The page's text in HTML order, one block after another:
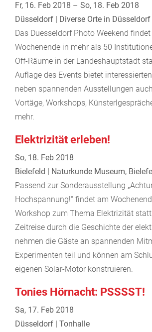
Fr, 16. Feb 2018 – So, 18. Feb 2018
Düsseldorf | Diverse Orte in Düsseldorf
Das Duesseldorf Photo Weekend
Wochenende in mehr als 50
Off-Räume in der Landeshauptstadt
Auflage des Events bietet
neben spannenden Ausstellungen
Vortäge, Workshops,
mehr.
Elektrizität erleben!
So, 18. Feb 2018
Bielefeld | Naturkunde Museum,
Passend zur Sonderausstellung
Hochspannung!“ findet am
Workshop zum Thema Elektrizität
Zeitreise durch die Geschichte der
nehmen die Gäste an spannenden
Experimenten teil und können am
eigenen Solar-Motor konstruieren.
Tonies Hörnacht: PSSSST!
Sa, 17. Feb 2018
Düsseldorf | Tonhalle